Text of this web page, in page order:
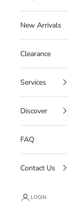
New Arrivals
Clearance
Services
Discover
FAQ
Contact Us
LOGIN